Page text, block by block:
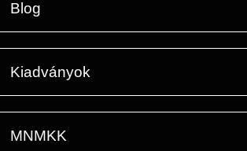
Blog
Kiadványok
MNMKK